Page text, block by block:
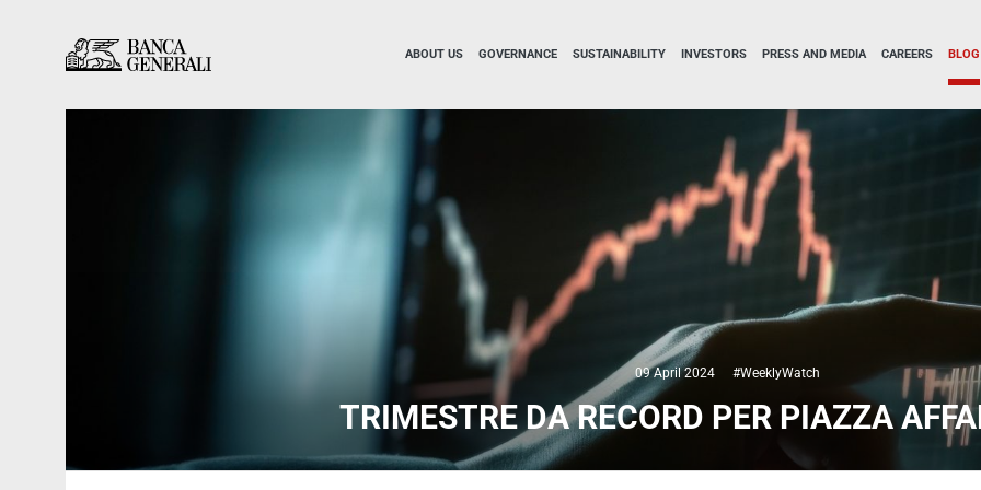
ABOUT US GOVERNANCE SUSTAINABILITY INVESTORS PRESS AND MEDIA CAREERS BLOG
09 April 2024 #WeeklyWatch
TRIMESTRE DA RECORD PER PIAZZA